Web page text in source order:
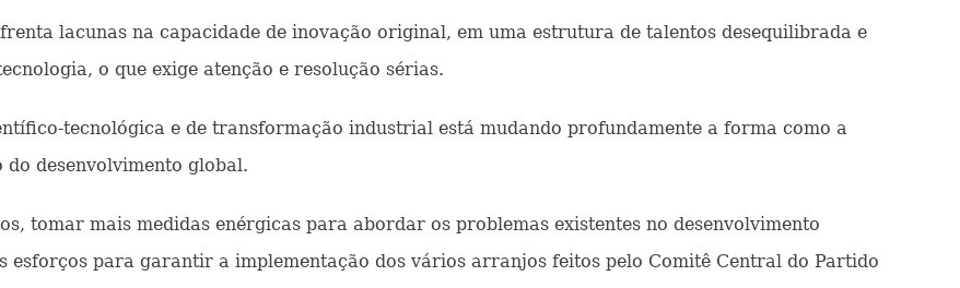
lacunas na capacidade de inovação original, em uma estrutura de talentos desequilibrada e
o que exige atenção e resolução sérias.
tecnológica e de transformação industrial está mudando profundamente a forma como a
desenvolvimento global.
tomar mais medidas enérgicas para abordar os problemas existentes no desenvolvimento
esforços para garantir a implementação dos vários arranjos feitos pelo Comitê Central do Partido